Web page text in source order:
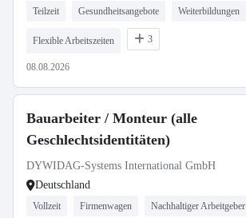
Teilzeit Gesundheitsangebote Weiterbildungen
Flexible Arbeitszeiten 3
08.08.2026
Bauarbeiter / Monteur (alle
Geschlechtsidentitäten)
DYWIDAG-Systems International GmbH
Deutschland
Vollzeit Firmenwagen Nachhaltiger Arbeitgeber